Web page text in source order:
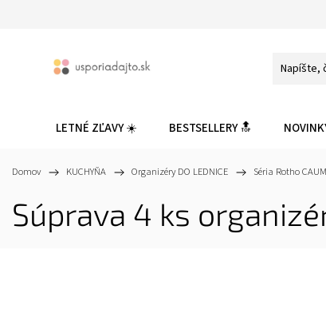
LETNÉ ZĽAVY ☀️ BESTSELLERY 🔝
Domov / KUCHYŇA / Organizéry DO LEDNICE / Séria Rotho
Súprava 4 ks